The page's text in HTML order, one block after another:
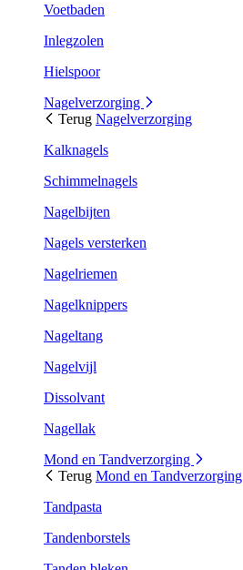
Voetbaden
Inlegzolen
Hielspoor
Nagelverzorging
Terug Nagelverzorging
Kalknagels
Schimmelnagels
Nagelbijten
Nagels versterken
Nagelriemen
Nagelknippers
Nageltang
Nagelvijl
Dissolvant
Nagellak
Mond en Tandverzorging
Terug Mond en Tandverzorging
Tandpasta
Tandenborstels